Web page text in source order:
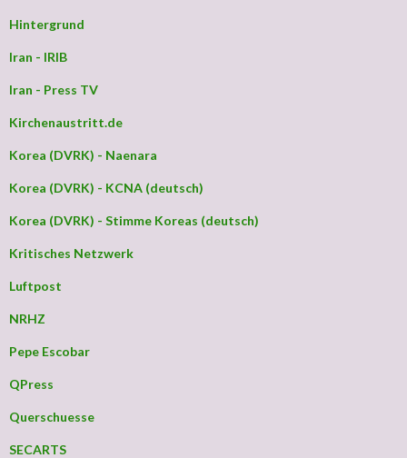
Hintergrund
Iran - IRIB
Iran - Press TV
Kirchenaustritt.de
Korea (DVRK) - Naenara
Korea (DVRK) - KCNA (deutsch)
Korea (DVRK) - Stimme Koreas (deutsch)
Kritisches Netzwerk
Luftpost
NRHZ
Pepe Escobar
QPress
Querschuesse
SECARTS